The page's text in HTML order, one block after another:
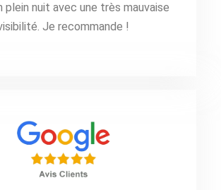
plein nuit avec une très mauvaise
Je recommande !